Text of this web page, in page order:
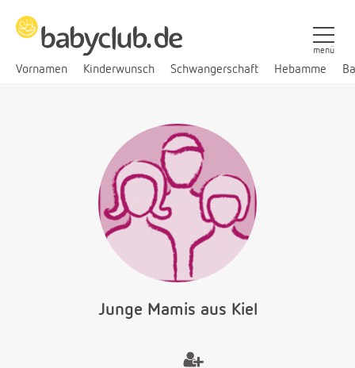
Vornamen Kinderwunsch Schwangerschaft Hebamme
menü
Junge Mamis aus Kiel